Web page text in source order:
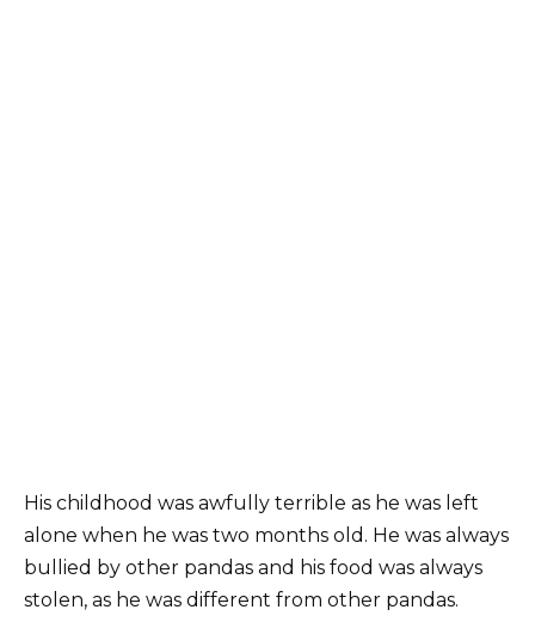
His childhood was awfully terrible as he was left
alone when he was two months old. He was always
bullied by other pandas and his food was always
stolen, as he was different from other pandas.